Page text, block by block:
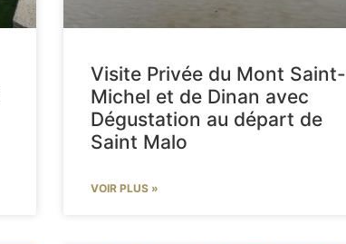
Visite Privée du Mont Saint-
Michel et de Dinan avec
Dégustation au départ de
Saint Malo
VOIR PLUS »